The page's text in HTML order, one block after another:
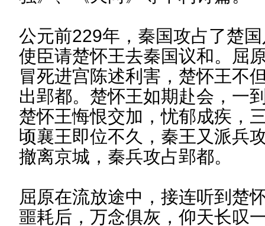
公元前229年，秦国攻占了楚
使臣请楚怀王去秦国议和。屈
冒死进宫陈述利害，楚怀王不
出郢都。楚怀王如期赴会，一
楚怀王悔恨交加，忧郁成疾，
顷襄王即位不久，秦王又派兵
撤离京城，秦兵攻占郢都。
屈原在流放途中，接连听到楚
噩耗后，万念俱灰，仰天长叹